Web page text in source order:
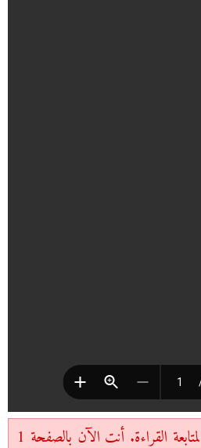
اضغط على الصفحة التالية لمتابعة القراءة. أنت الآن بالصفحة 1